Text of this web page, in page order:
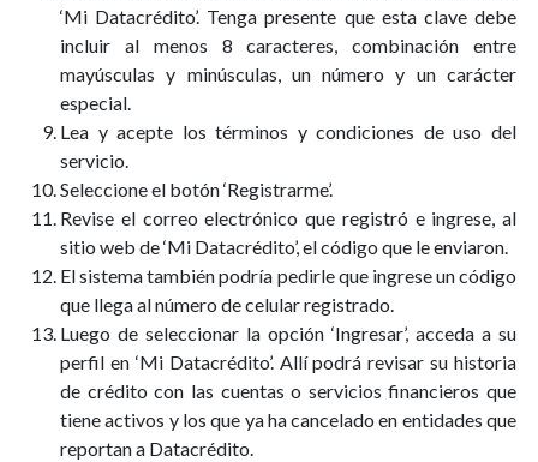
‘Mi Datacrédito’. Tenga presente que esta clave debe
incluir al menos 8 caracteres, combinación entre
mayúsculas y minúsculas, un número y un carácter
especial.
Lea y acepte los términos y condiciones de uso del
servicio.
Seleccione el botón ‘Registrarme’.
Revise el correo electrónico que registró e ingrese, al
sitio web de ‘Mi Datacrédito’, el código que le enviaron.
El sistema también podría pedirle que ingrese un código
que llega al número de celular registrado.
Luego de seleccionar la opción ‘Ingresar’, acceda a su
perfil en ‘Mi Datacrédito’. Allí podrá revisar su historia
de crédito con las cuentas o servicios financieros que
tiene activos y los que ya ha cancelado en entidades que
reportan a Datacrédito.